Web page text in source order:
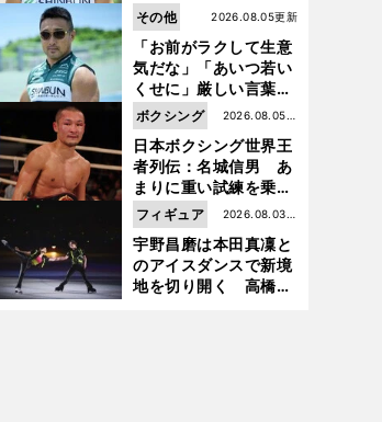
代の競輪人生に影響を
与える伏見俊昭の死に
も言及
「お前がラクして生意
気だな」「あいつ若い
くせに」厳しい言葉を
浴びせられるも佐藤慎
太郎が貫いた誇りとフ
ァンへの思い
2026.08.05更新
その他
日本ボクシング世界王
者列伝：名城信男 あ
まりに重い試練を乗り
越え「大胆さ」と「巧
さ」で築いた時代
2026.08.05更
新
ボクシング
宇野昌磨は本田真凜と
のアイスダンスで新境
地を切り開く 高橋大
2026.08.03更
新
フィギュア